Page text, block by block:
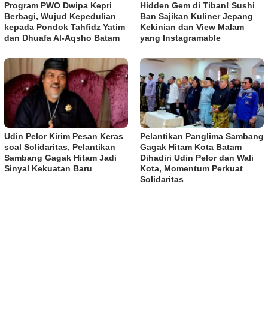
Program PWO Dwipa Kepri
Berbagi, Wujud Kepedulian
kepada Pondok Tahfidz Yatim
dan Dhuafa Al-Aqsho Batam
Hidden Gem di Tiban! Sushi
Ban Sajikan Kuliner Jepang
Kekinian dan View Malam
yang Instagramable
Udin Pelor Kirim Pesan Keras
soal Solidaritas, Pelantikan
Sambang Gagak Hitam Jadi
Sinyal Kekuatan Baru
Pelantikan Panglima Sambang
Gagak Hitam Kota Batam
Dihadiri Udin Pelor dan Wali
Kota, Momentum Perkuat
Solidaritas